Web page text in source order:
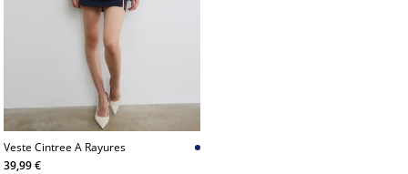
Veste Cintree A Rayures
39,99 €